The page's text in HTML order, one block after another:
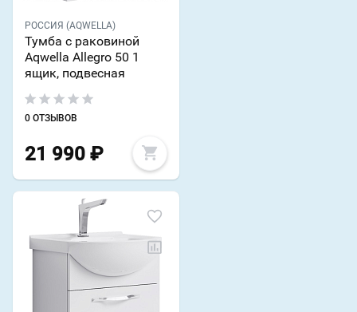
РОССИЯ (AQWELLA)
Тумба с раковиной
Aqwella Allegro 50 1
ящик, подвесная
0 ОТЗЫВОВ
21 990 ₽